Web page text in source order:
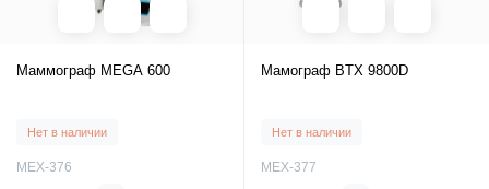
Маммограф MEGA 600
Нет в наличии
MEX-376
Мамограф BTX 9800D
Нет в наличии
MEX-377